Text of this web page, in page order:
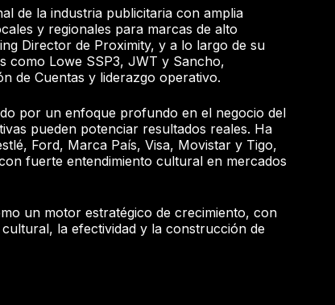
de la industria publicitaria con amplia
y regionales para marcas de alto
Director de Proximity, y a lo largo de su
como Lowe SSP3, JWT y Sancho,
de Cuentas y liderazgo operativo.
por un enfoque profundo en el negocio del
pueden potenciar resultados reales. Ha
Ford, Marca País, Visa, Movistar y Tigo,
fuerte entendimiento cultural en mercados
un motor estratégico de crecimiento, con
la efectividad y la construcción de